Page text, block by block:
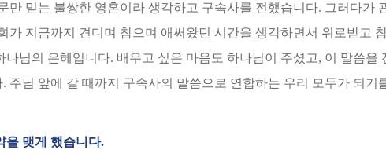
믿는 불쌍한 영혼이라 생각하고 구속사를 전했습니다. 그러다가
지금까지 견디며 참으며 애써왔던 시간을 생각하면서 위로받고
님의 은혜입니다. 배우고 싶은 마음도 하나님이 주셨고, 이 말씀을
님 앞에 갈 때까지 구속사의 말씀으로 연합하는 우리 모두가 되기
을 맺게 했습니다.